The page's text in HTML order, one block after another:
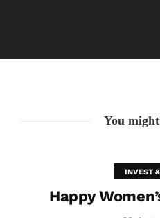
6. Juli.
You
INVEST
Happy